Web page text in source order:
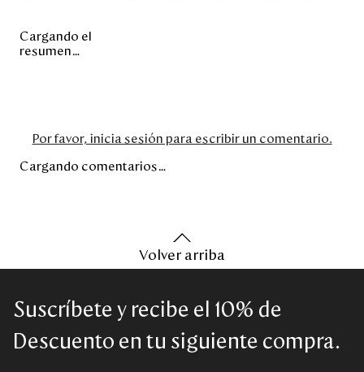
Cargando el
resumen…
Por favor, inicia sesión para escribir un comentario.
Cargando comentarios…
Volver arriba
Suscríbete y recibe el 10% de
Descuento en tu siguiente compra.